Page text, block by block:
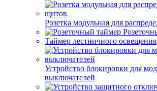
Розетка модульная для
Таймер лестничного освещения
Устройство блокировки для
выключателей